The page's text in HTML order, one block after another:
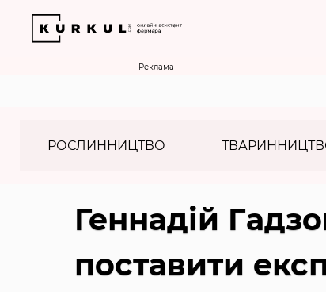
Реклама
РОСЛИННИЦТВО
Геннадій
поставити